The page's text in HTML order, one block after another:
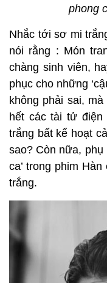
phong
Nhắc tới sơ mi
nói rằng : Món
chàng sinh viên,
phục cho những
không phải sai,
hết các tài tử
trắng bất kể hoạt
sao? Còn nữa, phụ
ca’ trong phim
trắng.